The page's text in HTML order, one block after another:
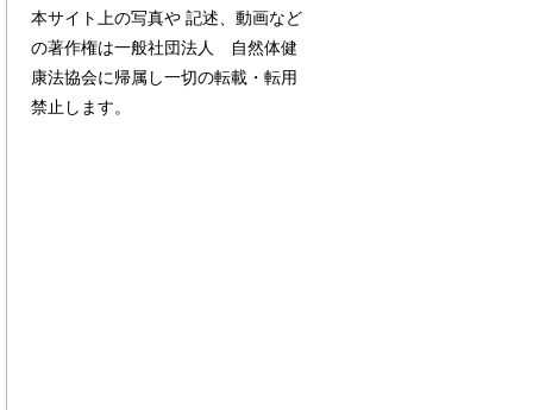
本サイト上の写真や 記述、動画など
の著作権は一般社団法人 自然体健
康法協会に帰属し一切の転載・転用
禁止します。